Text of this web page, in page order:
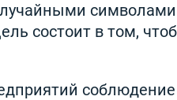
состоит в том,
соблюдение